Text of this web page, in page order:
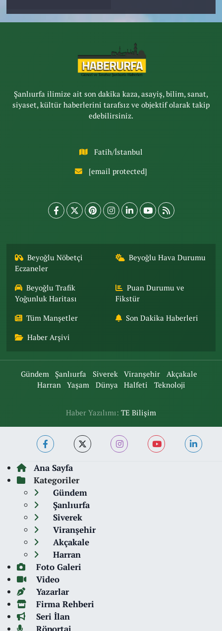
Şanlıurfa ilimize ait son dakika kaza, asayiş, bilim, sanat,
siyaset, kültür haberlerini tarafsız ve objektif olarak takip
edebilirsiniz.
Fatih/İstanbul
[email protected]
Beyoğlu Nöbetçi
Eczaneler
Beyoğlu Hava Durumu
Beyoğlu Trafik
Yoğunluk Haritası
Puan Durumu ve
Fikstür
Tüm Manşetler Son Dakika Haberleri
Haber Arşivi
Gündem Şanlıurfa Siverek Viranşehir
Akçakale
Harran
Yaşam Dünya Halfeti Teknoloji
Haber Yazılımı: TE Bilişim
Ana Sayfa
Kategoriler
Gündem
Şanlıurfa
Siverek
Viranşehir
Akçakale
Harran
Foto Galeri
Video
Yazarlar
Firma Rehberi
Seri İlan